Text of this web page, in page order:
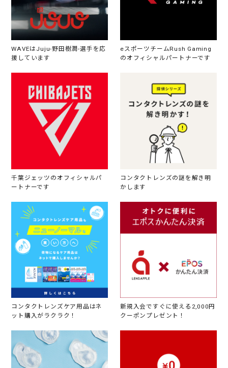
WAVEはJuju-野田樹潤-選手を応
援しています
eスポーツチームRush Gaming
のオフィシャルパートナーです
千葉ジェッツのオフィシャルパ
ートナーです
コンタクトレンズの謎を解き明
かします
コンタクトレンズケア用品はネ
ット購入がラクラク！
新規入会ですぐに使える2,000円
クーポンプレゼント！